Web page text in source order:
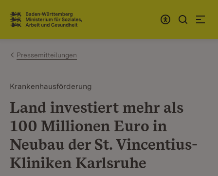
Zum Inhalt springen
Link zur Startseite
Pressemitteilungen
Krankenhausförderung
Land investiert mehr als
100 Millionen Euro in
Neubau der St. Vincentius-
Kliniken Karlsruhe